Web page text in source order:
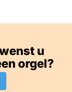
u
orgel?